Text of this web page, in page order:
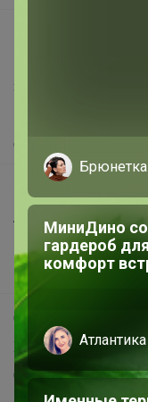
Защита покупателя
О нас
Все предложения
Анонсы
Новости
Поддержка альпак
Самое выгодное
Хиты продаж
Самое желанное
Брюнетка
МиниДино
гардероб
комфорт
Атлантика